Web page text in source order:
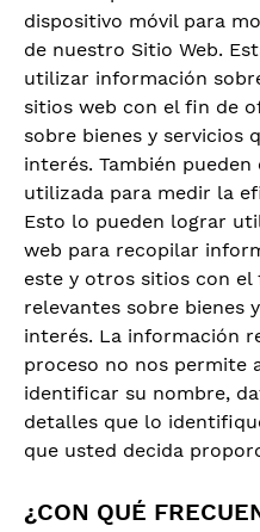
dispositivo móvil para
de nuestro Sitio Web.
utilizar información
sitios web con el fin de
sobre bienes y servicios
interés. También
utilizada para medir la
Esto lo pueden lograr
web para recopilar
este y otros sitios con
relevantes sobre bienes
interés. La información
proceso no nos permite
identificar su nombre,
detalles que lo
que usted decida
¿CON QUÉ